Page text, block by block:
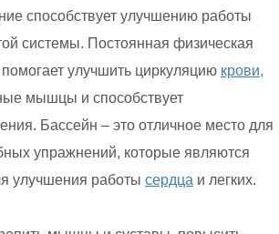
способствует улучшению работы
системы. Постоянная физическая
улучшить циркуляцию крови,
мышцы и способствует
Бассейн – это отличное место для
упражнений, которые являются
улучшения работы сердца и легких.